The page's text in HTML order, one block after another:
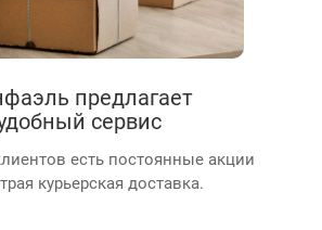
предлагает
сервис
есть постоянные акции
курьерская доставка.